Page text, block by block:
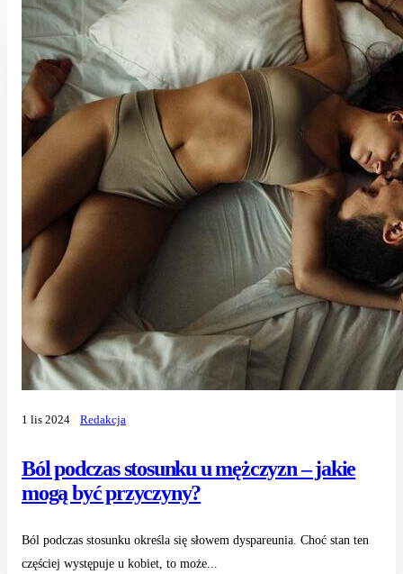
Ból podczas stosunku u mężczyzn – jakie
mogą być przyczyny?
1 lis 2024 Redakcja
Ból podczas stosunku określa się słowem dyspareunia. Choć stan ten
częściej występuje u kobiet, to może...